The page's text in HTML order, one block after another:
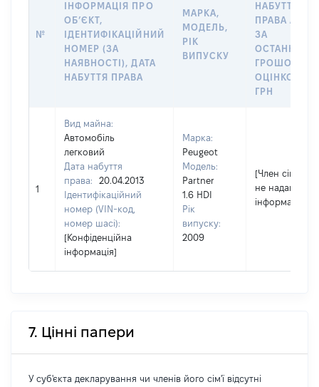
№
ІНФОРМАЦІЯ ПРО
ОБʼЄКТ,
ІДЕНТИФІКАЦІЙНИЙ
НОМЕР (ЗА
НАЯВНОСТІ), ДАТА
НАБУТТЯ ПРАВА
МАРКА,
МОДЕЛЬ,
РІК
ВИПУСКУ
НАБУТТЯ
ПРАВА АБО
ЗА
ГРОШОВОЮ
ОЦІНКОЮ,
ГРН
1
Вид майна:
Автомобіль
легковий
Дата набуття
права:
20.04.2013
Ідентифікаційний
номер (VIN-код,
номер шасі):
[Конфіденційна
інформація]
Марка:
Peugeot
Модель:
Partner
1.6 HDI
Рік
випуску:
2009
[Член сім'ї
не надав
інформацію]
7. Цінні папери
У суб'єкта декларування чи членів його сім'ї відсутні